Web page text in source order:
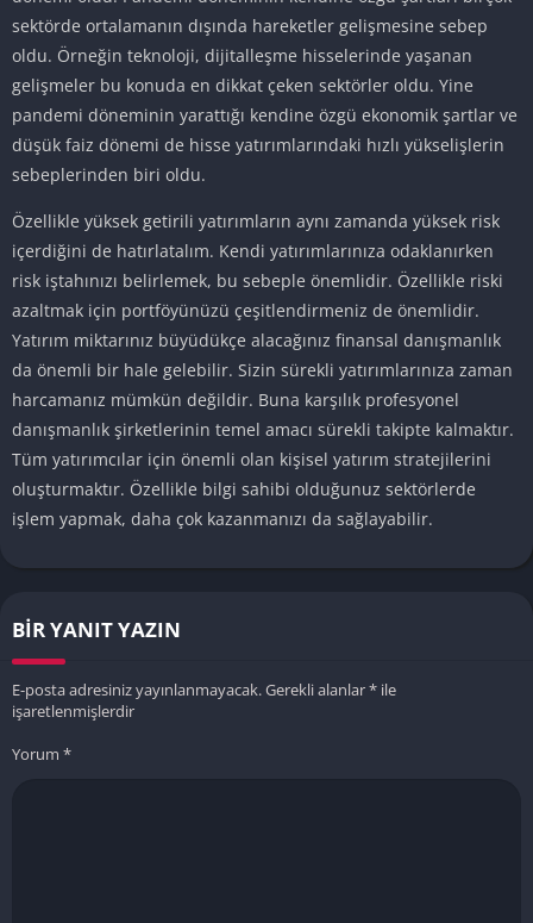
sektörde ortalamanın dışında hareketler gelişmesine sebep
oldu. Örneğin teknoloji, dijitalleşme hisselerinde yaşanan
gelişmeler bu konuda en dikkat çeken sektörler oldu. Yine
pandemi döneminin yarattığı kendine özgü ekonomik şartlar ve
düşük faiz dönemi de hisse yatırımlarındaki hızlı yükselişlerin
sebeplerinden biri oldu.
Özellikle yüksek getirili yatırımların aynı zamanda yüksek risk
içerdiğini de hatırlatalım. Kendi yatırımlarınıza odaklanırken
risk iştahınızı belirlemek, bu sebeple önemlidir. Özellikle riski
azaltmak için portföyünüzü çeşitlendirmeniz de önemlidir.
Yatırım miktarınız büyüdükçe alacağınız finansal danışmanlık
da önemli bir hale gelebilir. Sizin sürekli yatırımlarınıza zaman
harcamanız mümkün değildir. Buna karşılık profesyonel
danışmanlık şirketlerinin temel amacı sürekli takipte kalmaktır.
Tüm yatırımcılar için önemli olan kişisel yatırım stratejilerini
oluşturmaktır. Özellikle bilgi sahibi olduğunuz sektörlerde
işlem yapmak, daha çok kazanmanızı da sağlayabilir.
BIR YANIT YAZIN
E-posta adresiniz yayınlanmayacak.Gerekli alanlar* ile
işaretlenmişlerdir
Yorum *